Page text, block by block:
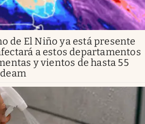
de El Niño ya está presente
a estos departamentos
y vientos de hasta 55